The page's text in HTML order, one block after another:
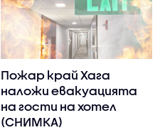
Пожар край Хага
наложи евакуацията
на гости на хотел
(СНИМКА)